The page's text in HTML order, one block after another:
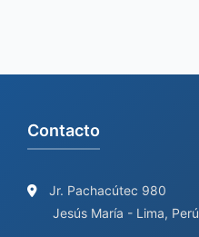
Contacto
Jr. Pachacútec 980
Jesús María - Lima, Perú